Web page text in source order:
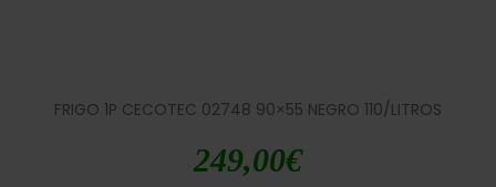
FRIGO 1P CECOTEC 02748 90×55 NEGRO 110/LITROS
249,00€